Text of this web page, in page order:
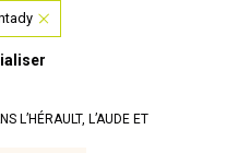
L’HÉRAULT, L’AUDE ET